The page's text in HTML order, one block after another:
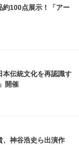
約100点展示！「アー
本伝統文化を再認識す
開催
、神谷浩史ら出演作